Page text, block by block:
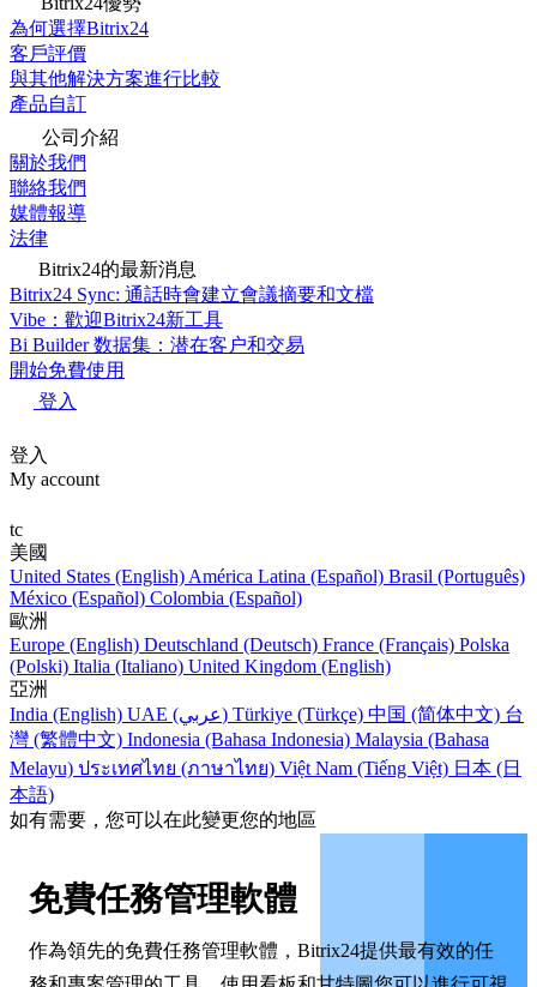
為何選擇Bitrix24
客戶評價
與其他解決方案進行比較
產品自訂
公司介紹
關於我們
聯絡我們
媒體報導
法律
Bitrix24的最新消息
Bitrix24 Sync: 通話時會建立會議摘要和文檔
Vibe：歡迎Bitrix24新工具
Bi Builder 数据集：潜在客户和交易
開始免費使用
登入
登入
My account
tc
美國
United States (English) América Latina (Español) Brasil (Português)
México (Español) Colombia (Español)
歐洲
Europe (English) Deutschland (Deutsch) France (Français) Polska
(Polski) Italia (Italiano) United Kingdom (English)
亞洲
India (English)
UAE (عربي) Türkiye (Türkçe) 中国 (简体中文) 台
灣 (繁體中文) Indonesia (Bahasa Indonesia) Malaysia (Bahasa
Melayu) ประเทศไทย (ภาษาไทย) Việt Nam (Tiếng Việt) 日本 (日
本語)
如有需要，您可以在此變更您的地區
免費任務管理軟體
作為領先的免費任務管理軟體，Bitrix24提供最有效的任